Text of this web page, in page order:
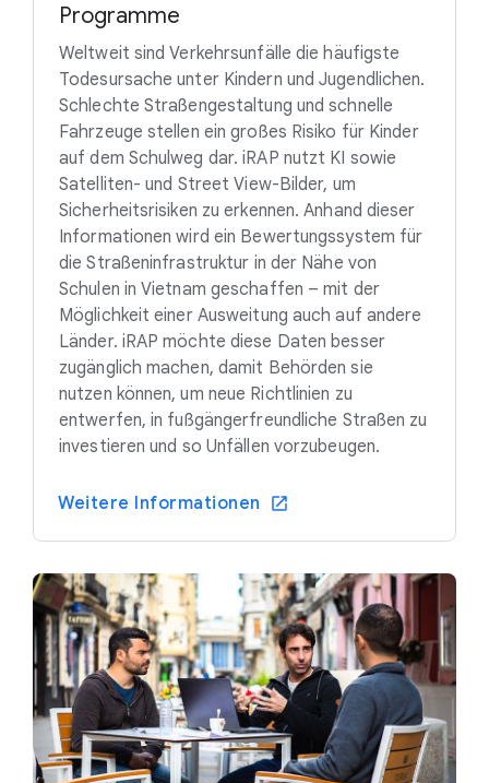
Programme
Weltweit sind Verkehrsunfälle die häufigste
Todesursache unter Kindern und Jugendlichen.
Schlechte Straßengestaltung und schnelle
Fahrzeuge stellen ein großes Risiko für Kinder
auf dem Schulweg dar. iRAP nutzt KI sowie
Satelliten- und Street View-Bilder, um
Sicherheitsrisiken zu erkennen. Anhand dieser
Informationen wird ein Bewertungssystem für
die Straßeninfrastruktur in der Nähe von
Schulen in Vietnam geschaffen – mit der
Möglichkeit einer Ausweitung auch auf andere
Länder. iRAP möchte diese Daten besser
zugänglich machen, damit Behörden sie
nutzen können, um neue Richtlinien zu
entwerfen, in fußgängerfreundliche Straßen zu
investieren und so Unfällen vorzubeugen.
Weitere Informationen